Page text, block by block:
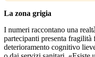
La zona grigia
I numeri raccontano una
partecipanti presenta
deterioramento cognitivo